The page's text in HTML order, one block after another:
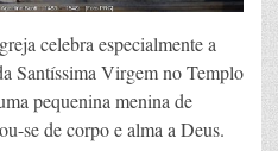
celebra especialmente a
Santíssima Virgem no Templo
pequenina menina de
se de corpo e alma a Deus.